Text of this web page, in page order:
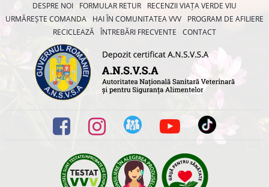
DESPRE NOI FORMULAR RETUR
RECENZII VIAȚA VERDE VIU
URMĂREȘTE COMANDA
HAI ÎN COMUNITATEA VVV
PROGRAM DE AFILIERE
RECICLEAZĂ ÎNTREBĂRI FRECVENTE CONTACT